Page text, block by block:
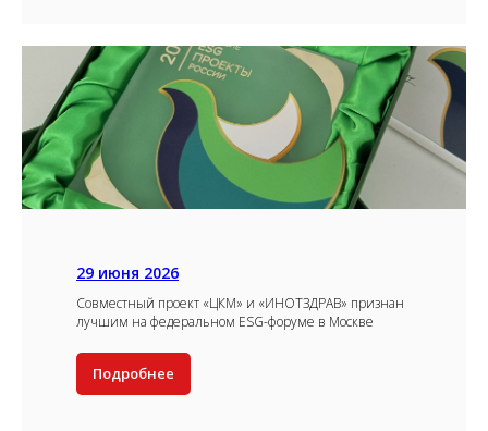
29 июня 2026
Совместный проект «ЦКМ» и «ИНОТЗДРАВ» признан
лучшим на федеральном ESG-форуме в Москве
Подробнее